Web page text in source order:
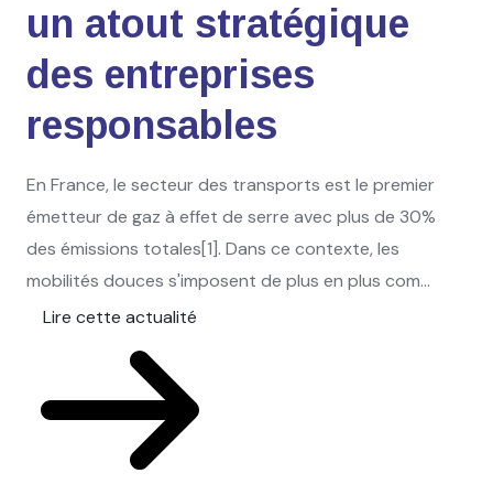
un atout stratégique
des entreprises
responsables
En France, le secteur des transports est le premier
émetteur de gaz à effet de serre avec plus de 30%
des émissions totales[1]. Dans ce contexte, les
mobilités douces s'imposent de plus en plus com...
Lire cette actualité